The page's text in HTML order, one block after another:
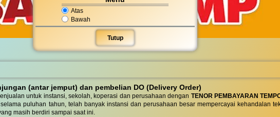
Atas
Bawah
Tutup
(antar jemput) dan pembelian DO (Delivery Order)
untuk instansi, sekolah, koperasi dan perusahaan dengan TENOR PEMBAYARAN
puluhan tahun, telah banyak instansi dan perusahaan besar mempercayai kehandalan
masih berdiri sampai saat ini.